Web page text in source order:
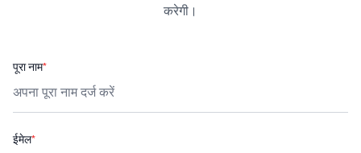
करेगी।
पूरा नाम*
ईमेल*